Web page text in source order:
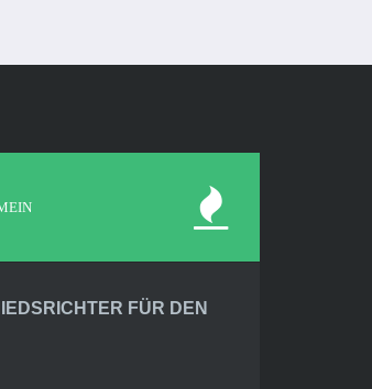
FÜR DEN